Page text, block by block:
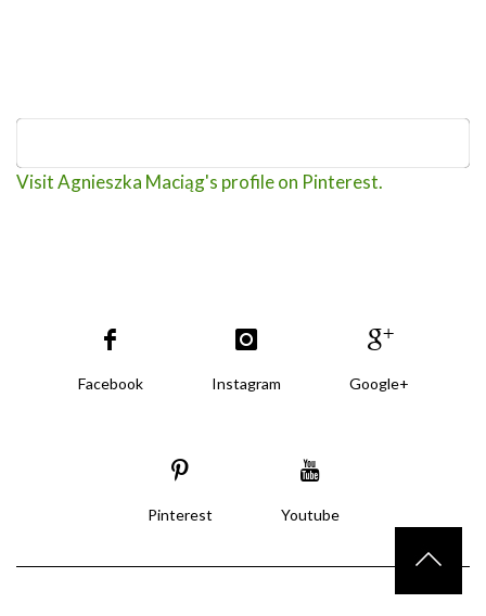
Visit Agnieszka Maciąg's profile on Pinterest.
Facebook Instagram Google+
Pinterest Youtube